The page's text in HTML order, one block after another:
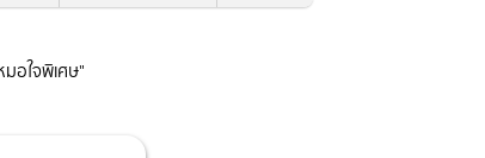
อใจพิเศษ"